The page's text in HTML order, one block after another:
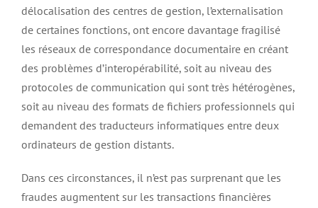
délocalisation des centres de gestion, l’externalisation
de certaines fonctions, ont encore davantage fragilisé
les réseaux de correspondance documentaire en créant
des problèmes d’interopérabilité, soit au niveau des
protocoles de communication qui sont très hétérogènes,
soit au niveau des formats de fichiers professionnels qui
demandent des traducteurs informatiques entre deux
ordinateurs de gestion distants.
Dans ces circonstances, il n’est pas surprenant que les
fraudes augmentent sur les transactions financières